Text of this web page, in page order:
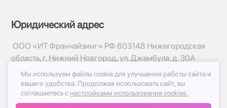
Юридический адрес
ООО «ИТ Франчайзинг» РФ 603148 Нижегородская
область, г. Нижний Новгород, ул. Джамбула, д. 30А
© 2017-2026г, База Цветов 24.ру
Политика конфиденциальности
Публичная оферта
Мы используем файлы cookie для улучшения работы сайта и
вашего удобства. Продолжая использовать сайт, вы
соглашаетесь с настройками использования cookies.